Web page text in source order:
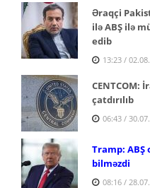
Əraqçi
ilə ABŞ ilə
edib
13:23 /
CENTCOM:
çatdırılıb
06:43 /
Tramp:
bilməzdi
08:16 /